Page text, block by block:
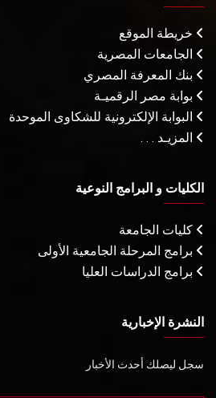
خريطة الموقع
الجامعات المصرية
بنك المعرفة المصري
بوابة مصر الرقميـة
البوابة الإلكترونية للشكاوى الموحدة
المزيـد . . .
الكليات و البرامج النوعية
كليات الجامعة
برامج المرحلة الجامعية الأولى
برامج الدراسات العليا
النشرة الإخبارية
سجل ليصلك أحدث الأخبار